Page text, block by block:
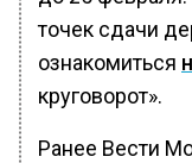
точек сдачи
ознакомиться
круговорот».
Ранее Вести